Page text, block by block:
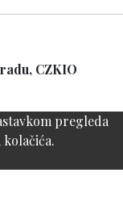
CZKIO
pregleda
kolačića.